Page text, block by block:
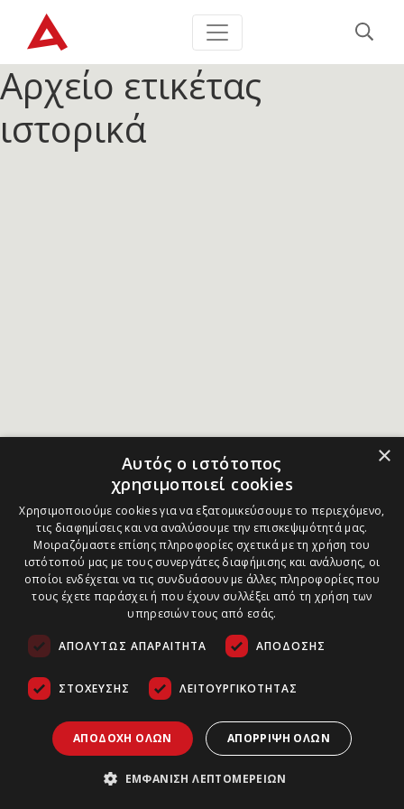
Αρχείο ετικέτας
ιστορικά
×
Αυτός ο ιστότοπος
χρησιμοποιεί cookies
Χρησιμοποιούμε cookies για να εξατομικεύσουμε το περιεχόμενο,
τις διαφημίσεις και να αναλύσουμε την επισκεψιμότητά μας.
Μοιραζόμαστε επίσης πληροφορίες σχετικά με τη χρήση του
ιστότοπού μας με τους συνεργάτες διαφήμισης και ανάλυσης, οι
οποίοι ενδέχεται να τις συνδυάσουν με άλλες πληροφορίες που
τους έχετε παράσχει ή που έχουν συλλέξει από τη χρήση των
υπηρεσιών τους από εσάς.
ΑΠΟΛΎΤΩΣ ΑΠΑΡΑΊΤΗΤΑ ΑΠΌΔΟΣΗΣ
ΣΤΌΧΕΥΣΗΣ ΛΕΙΤΟΥΡΓΙΚΌΤΗΤΑΣ
ΑΠΟΔΟΧΉ ΌΛΩΝ ΑΠΌΡΡΙΨΗ ΌΛΩΝ
ΕΜΦΆΝΙΣΗ ΛΕΠΤΟΜΕΡΕΙΏΝ